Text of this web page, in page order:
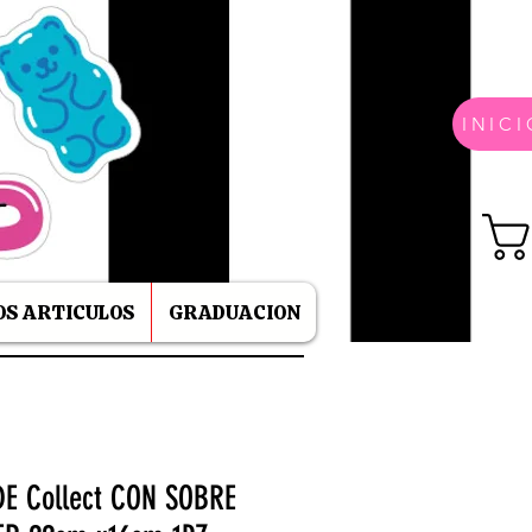
ARTICULOS GRADUACION
Collect CON SOBRE